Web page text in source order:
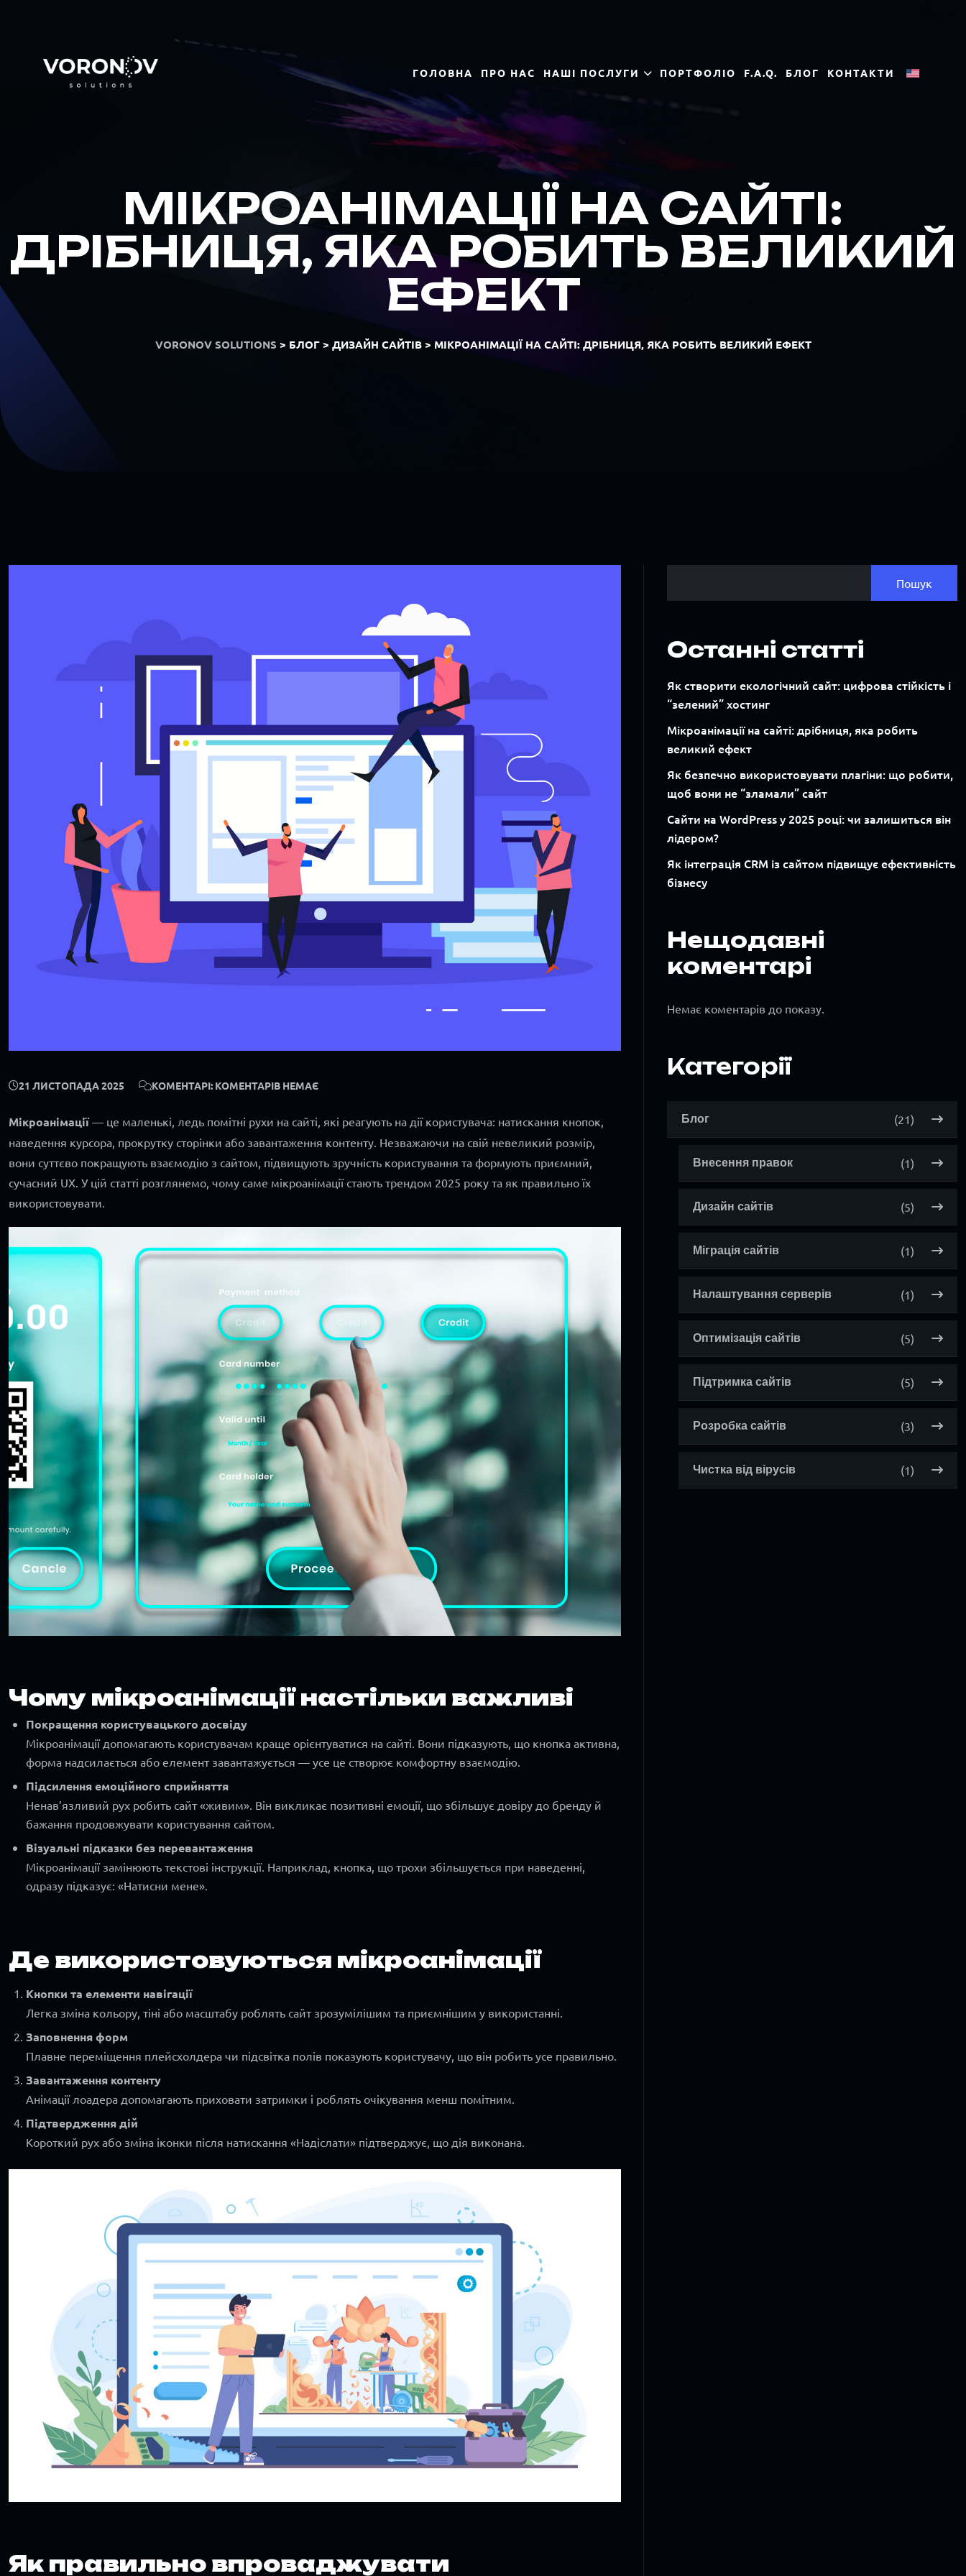
ГОЛОВНА ПРО НАС НАШІ ПОСЛУГИ ПОРТФОЛІО F.A.Q. БЛОГ КОНТАКТИ
МІКРОАНІМАЦІЇ НА САЙТІ:
ДРІБНИЦЯ, ЯКА РОБИТЬ ВЕЛИКИЙ
ЕФЕКТ
VORONOV SOLUTIONS > БЛОГ> ДИЗАЙН САЙТІВ> МІКРОАНІМАЦІЇ НА САЙТІ: ДРІБНИЦЯ, ЯКА РОБИТЬ ВЕЛИКИЙ ЕФЕКТ
21 ЛИСТОПАДА 2025 КОМЕНТАРІ: КОМЕНТАРІВ НЕМАЄ
Мікроанімації — це маленькі, ледь помітні рухи на сайті, які реагують на дії користувача: натискання кнопок,
наведен­ня курсора, прокрутку сторінки або завантаження контенту. Незважаючи на свій невеликий розмір,
вони суттєво покращують взаємодію з сайтом, підвищують зручність користування та формують приємний,
сучасний UX. У цій статті розглянемо, чому саме мікроанімації стають трендом 2025 року та як правильно їх
використовувати.
Чому мікроанімації настільки важливі
Покращення користувацького досвіду
Мікроанімації допомагають користувачам краще орієнтуватися на сайті. Вони підказують, що кнопка активна,
форма надсилається або елемент завантажується — усе це створює комфортну взаємодію.
Підсилення емоційного сприйняття
Ненав’язливий рух робить сайт «живим». Він викликає позитивні емоції, що збільшує довіру до бренду й
бажання продовжувати користування сайтом.
Візуальні підказки без перевантаження
Мікроанімації замінюють текстові інструкції. Наприклад, кнопка, що трохи збільшується при наведенні,
одразу підказує: «Натисни мене».
Де використовуються мікроанімації
Кнопки та елементи навігації
Легка зміна кольору, тіні або масштабу роблять сайт зрозумілішим та приємнішим у використанні.
Заповнення форм
Плавне переміщення плейсхолдера чи підсвітка полів показують користувачу, що він робить усе правильно.
Завантаження контенту
Анімації лоадера допомагають приховати затримки і роблять очікування менш помітним.
Підтвердження дій
Короткий рух або зміна іконки після натискання «Надіслати» підтверджує, що дія виконана.
Як правильно впроваджувати
Пошук
Останні статті
Як створити екологічний сайт: цифрова стійкість і
“зелений” хостинг
Мікроанімації на сайті: дрібниця, яка робить
великий ефект
Як безпечно використовувати плагіни: що робити,
щоб вони не “зламали” сайт
Сайти на WordPress у 2025 році: чи залишиться він
лідером?
Як інтеграція CRM із сайтом підвищує ефективність
бізнесу
Нещодавні
коментарі
Немає коментарів до показу.
Категорії
Блог (21)
Внесення правок (1)
Дизайн сайтів (5)
Міграція сайтів (1)
Налаштування серверів (1)
Оптимізація сайтів (5)
Підтримка сайтів (5)
Розробка сайтів (3)
Чистка від вірусів (1)